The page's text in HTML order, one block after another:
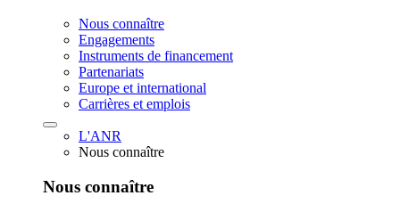
Nous connaître
Engagements
Instruments de financement
Partenariats
Europe et international
Carrières et emplois
L'ANR
Nous connaître
Nous connaître